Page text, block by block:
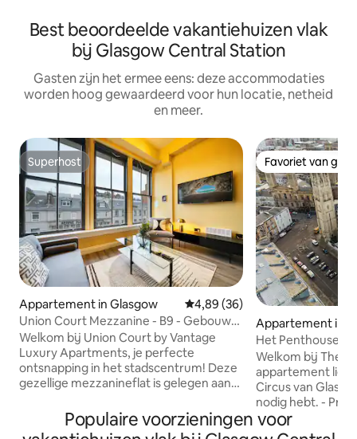
Best beoordeelde vakantiehuizen vlak
bij Glasgow Central Station
Gasten zijn het ermee eens: deze accommodaties
worden hoog gewaardeerd voor hun locatie, netheid
en meer.
Superhost
Superhost
Appartement in Glasgow Gemiddelde beoordeling van
4,89 (36)
Union Court Mezzanine - B9 - Gebouw
heeft geen lift
Welkom bij Union Court by Vantage
Luxury Apartments, je perfecte
ontsnapping in het stadscentrum! Deze
gezellige mezzanineflat is gelegen aan
centraal station van Glasgow. Dit
prachtig gerenoveerde appartement
Favoriet van
Favoriet van
Appartement in
Het Penthouse |
Escape
Welkom bij The
appartement ligt
Circus van
nodig hebt. - Prachtig ontworpen
interieurs - Supersnelle wifi en
verwarmingsbediening - 50
Populaire voorzieningen voor